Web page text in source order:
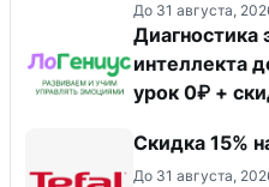
До 31 августа,
Диагностика
интеллекта
урок 0₽ +
Скидка 15%
До 31 августа,